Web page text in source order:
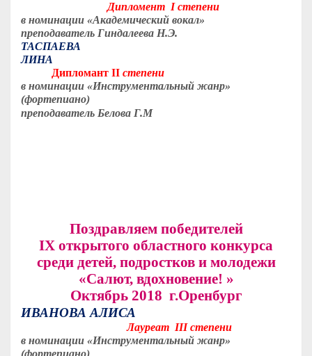
Дипломент I степени
в номинации «Академический вокал»
преподаватель Гиндалеева Н.Э.
ТАСПАЕВА
ЛИНА
Дипломант II степени
в номинации «Инструментальный жанр»
(фортепиано)
преподаватель Белова Г.М
Поздравляем победителей
IX открытого областного конкурса
среди детей, подростков и молодежи
«Салют, вдохновение! »
Октябрь 2018 г.Оренбург
ИВАНОВА АЛИСА
Лауреат III степени
в номинации «Инструментальный жанр»
(фортепиано)